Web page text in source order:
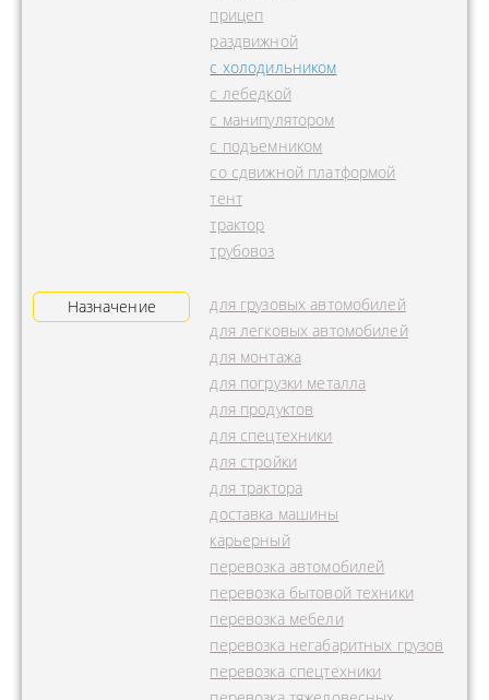
прицеп
раздвижной
с холодильником
с лебедкой
с манипулятором
с подъемником
со сдвижной платформой
тент
трактор
трубовоз
Назначение
для грузовых автомобилей
для легковых автомобилей
для монтажа
для погрузки металла
для продуктов
для спецтехники
для стройки
для трактора
доставка машины
карьерный
перевозка автомобилей
перевозка бытовой техники
перевозка мебели
перевозка негабаритных грузов
перевозка спецтехники